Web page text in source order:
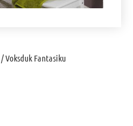
/ Voksduk Fantasiku